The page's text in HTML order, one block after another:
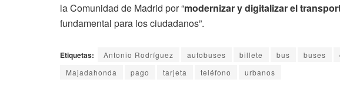
la Comunidad de Madrid por “modernizar y digitalizar el
fundamental para los ciudadanos”.
Etiquetas: Antonio Rodríguez autobuses billete bus buses
Majadahonda
pago tarjeta teléfono urbanos